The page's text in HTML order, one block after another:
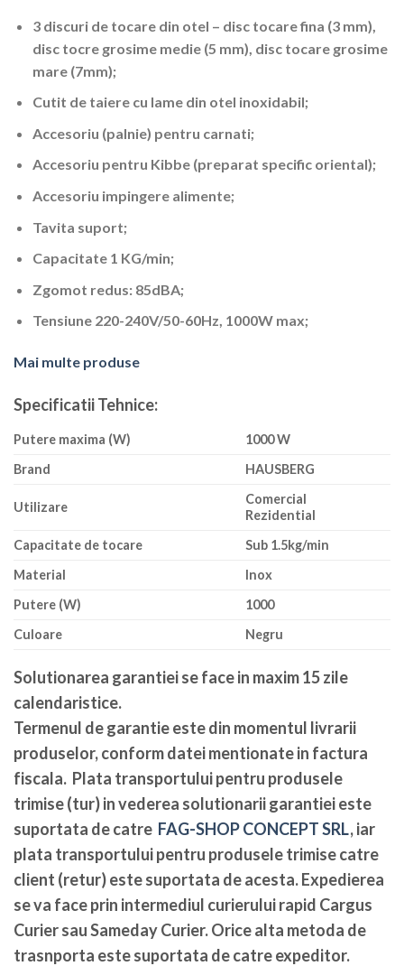
3 discuri de tocare din otel – disc tocare fina (3 mm),
disc tocre grosime medie (5 mm), disc tocare grosime
mare (7mm);
Cutit de taiere cu lame din otel inoxidabil;
Accesoriu (palnie) pentru carnati;
Accesoriu pentru Kibbe (preparat specific oriental);
Accesoriu impingere alimente;
Tavita suport;
Capacitate 1 KG/min;
Zgomot redus: 85dBA;
Tensiune 220-240V/50-60Hz, 1000W max;
Mai multe produse
Specificatii Tehnice:
Putere maxima (W)
1000 W
Brand
HAUSBERG
Utilizare
Comercial
Rezidential
Capacitate de tocare
Sub 1.5kg/min
Material
Inox
Putere (W)
1000
Culoare
Negru
Solutionarea garantiei se face in maxim 15 zile
calendaristice.
Termenul de garantie este din momentul livrarii
produselor, conform datei mentionate in factura
fiscala. Plata transportului pentru produsele
trimise (tur) in vederea solutionarii garantiei este
suportata de catre FAG-SHOP CONCEPT SRL, iar
plata transportului pentru produsele trimise catre
client (retur) este suportata de acesta. Expedierea
se va face prin intermediul curierului rapid Cargus
Curier sau Sameday Curier. Orice alta metoda de
trasnporta este suportata de catre expeditor.